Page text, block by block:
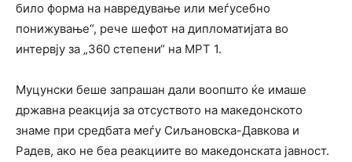
било форма на навредување или меѓусебно
понижување“, рече шефот на дипломатијата во
интервју за „360 степени“ на МРТ 1.
Муцунски беше запрашан дали воопшто ќе имаше
државна реакција за отсуството на македонското
знаме при средбата меѓу Сиљановска-Давкова и
Радев, ако не беа реакциите во македонската јавност.